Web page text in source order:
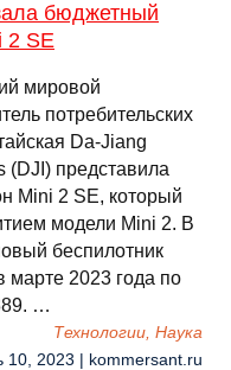
бюджетный
2 SE
мировой
потребительских
Da-Jiang
(DJI) представила
Mini 2 SE, который
модели Mini 2. В
беспилотник
марте 2023 года по
…
Технологии, Наука
10, 2023 | kommersant.ru